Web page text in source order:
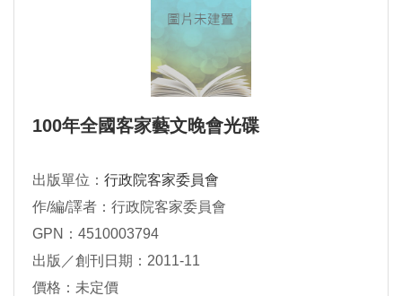
100年全國客家藝文晚會光碟
出版單位： 行政院客家委員會
作/編/譯者：行政院客家委員會
GPN：4510003794
出版／創刊日期：2011-11
價格：未定價